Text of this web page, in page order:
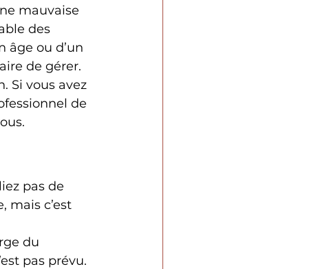
mauvaise
des
âge ou d’un
de gérer.
Si vous avez
de
pas de
mais c’est
du
pas prévu.